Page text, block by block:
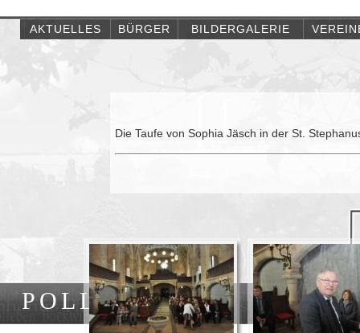
POLLEBEN
AKTUELLES BÜRGER BILDERGALERIE
Die Taufe von Sophia Jäsch in der St.